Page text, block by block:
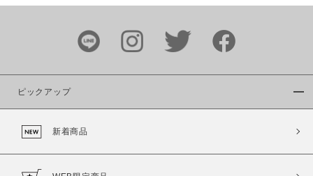
ピックアップ
新着商品